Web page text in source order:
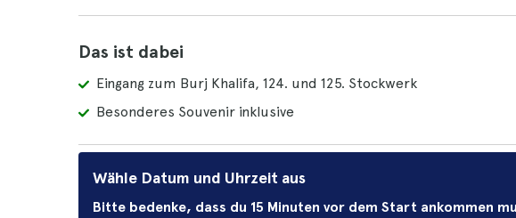
Das ist dabei
Eingang zum Burj Khalifa, 124. und 125. Stockwerk
Besonderes Souvenir inklusive
Wähle Datum und Uhrzeit aus
Bitte bedenke, dass du 15 Minuten vor dem Start ankommen